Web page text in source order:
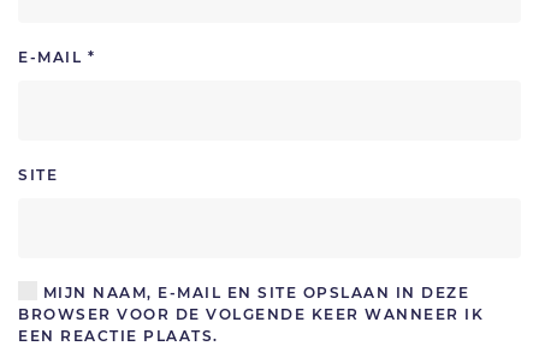
E-MAIL *
SITE
MIJN NAAM, E-MAIL EN SITE OPSLAAN IN DEZE
BROWSER VOOR DE VOLGENDE KEER WANNEER IK
EEN REACTIE PLAATS.